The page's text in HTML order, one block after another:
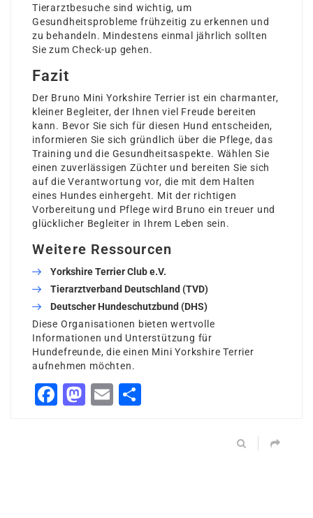
Tierarztbesuche sind wichtig, um
Gesundheitsprobleme frühzeitig zu erkennen und
zu behandeln. Mindestens einmal jährlich sollten
Sie zum Check-up gehen.
Fazit
Der Bruno Mini Yorkshire Terrier ist ein charmanter,
kleiner Begleiter, der Ihnen viel Freude bereiten
kann. Bevor Sie sich für diesen Hund entscheiden,
informieren Sie sich gründlich über die Pflege, das
Training und die Gesundheitsaspekte. Wählen Sie
einen zuverlässigen Züchter und bereiten Sie sich
auf die Verantwortung vor, die mit dem Halten
eines Hundes einhergeht. Mit der richtigen
Vorbereitung und Pflege wird Bruno ein treuer und
glücklicher Begleiter in Ihrem Leben sein.
Weitere Ressourcen
Yorkshire Terrier Club e.V.
Tierarztverband Deutschland (TVD)
Deutscher Hundeschutzbund (DHS)
Diese Organisationen bieten wertvolle
Informationen und Unterstützung für
Hundefreunde, die einen Mini Yorkshire Terrier
aufnehmen möchten.
Facebook
Mastodon
Email